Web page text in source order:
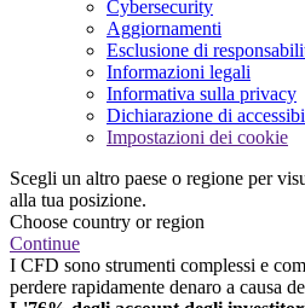
Cybersecurity
Aggiornamenti
Esclusione di
Informazioni legali
Informativa sulla privacy
Dichiarazione di
Impostazioni dei cookie
Scegli un altro paese o regione per
alla tua posizione.
Choose country or region
Continue
I CFD sono strumenti complessi e
perdere rapidamente denaro a causa